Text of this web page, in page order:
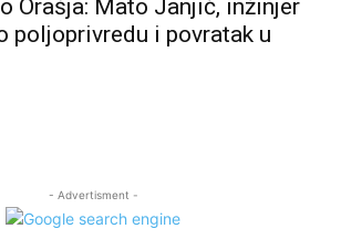
Orašja: Mato Janjić, inžinjer
poljoprivredu i povratak u
- Advertisment -